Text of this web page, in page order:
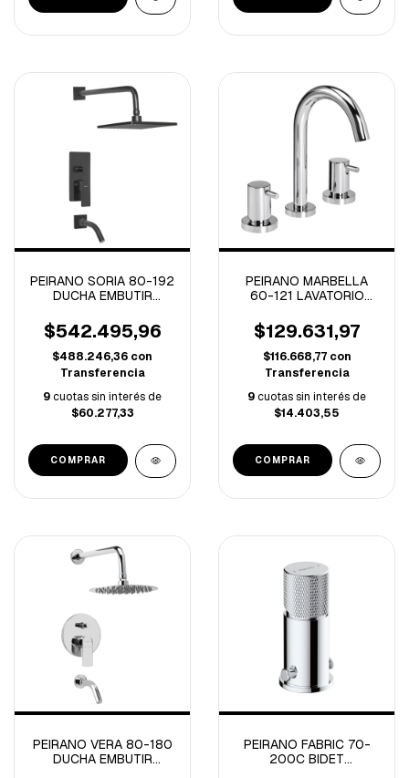
PEIRANO SORIA 80-192
DUCHA EMBUTIR
MONOCOMANDO
NEGRO (B)
$542.495,96
$488.246,36 con
Transferencia
9cuotas sin interés de
$60.277,33
PEIRANO MARBELLA
60-121 LAVATORIO
CROMO (A)
$129.631,97
$116.668,77 con
Transferencia
9cuotas sin interés de
$14.403,55
PEIRANO VERA 80-180
DUCHA EMBUTIR
PEIRANO FABRIC 70-
200C BIDET